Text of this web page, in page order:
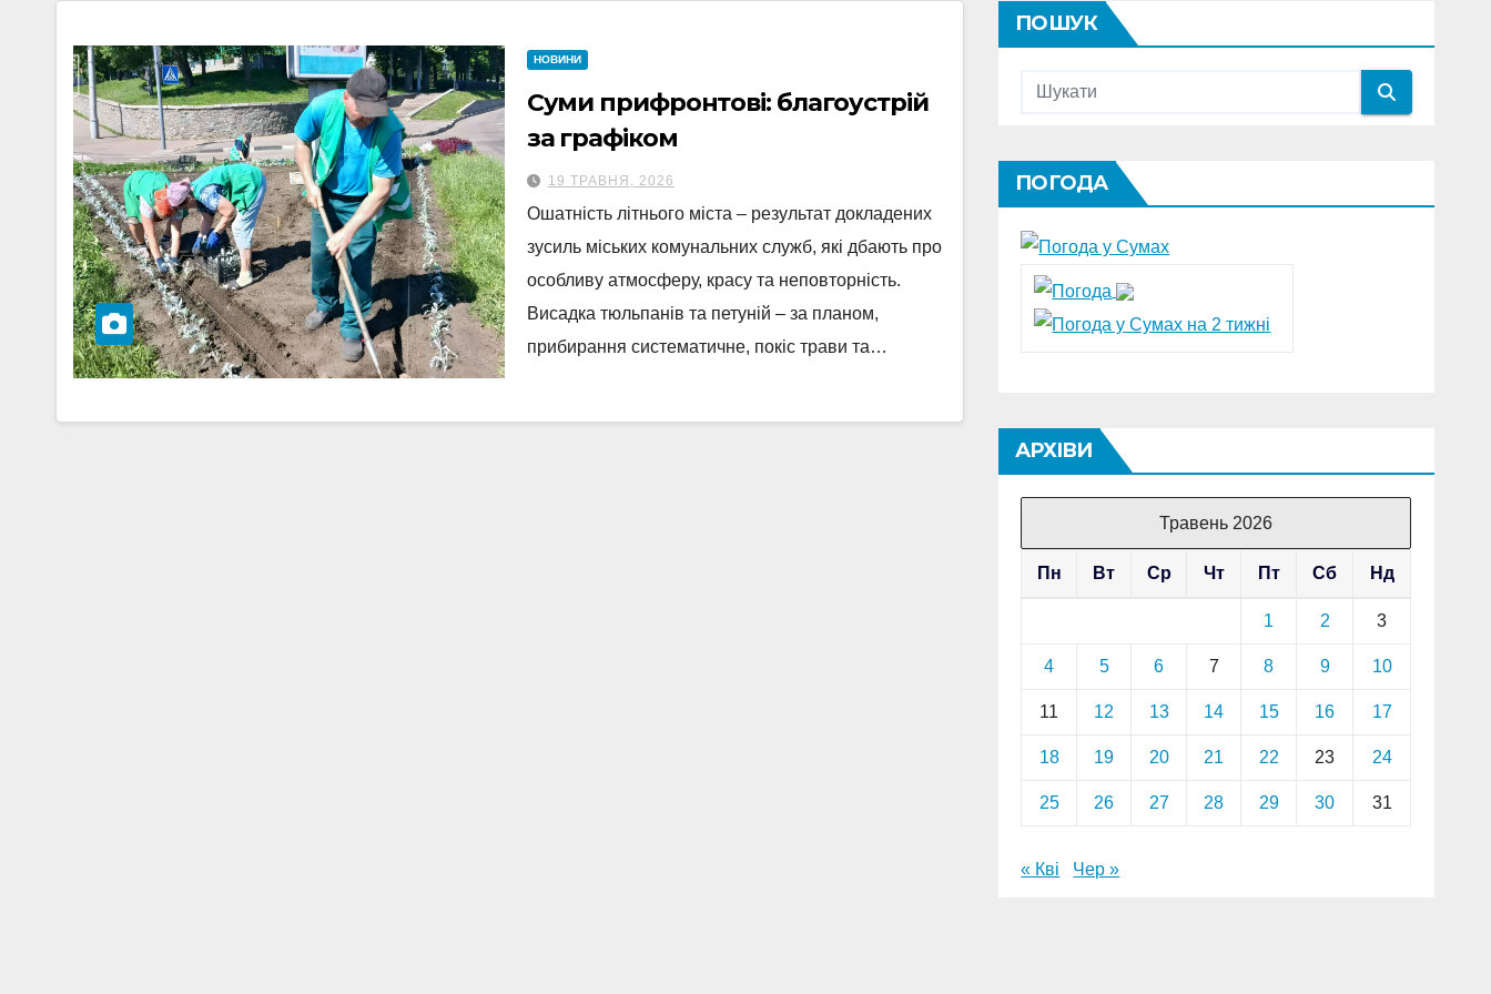
НОВИНИ
Суми прифронтові: благоустрій
за графіком
19 ТРАВНЯ, 2026
Ошатність літнього міста – результат докладених
зусиль міських комунальних служб, які дбають про
особливу атмосферу, красу та неповторність.
Висадка тюльпанів та петуній – за планом,
прибирання систематичне, покіс трави та…
ПОШУК
ПОГОДА
АРХІВИ
Травень 2026
Пн Вт Ср Чт Пт Сб Нд
1 2 3
4 5 6 7 8 9 10
11 12 13 14 15 16 17
18 19 20 21 22 23 24
25 26 27 28 29 30 31
« Кві Чер »